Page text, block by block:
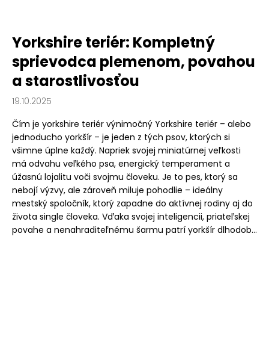
Yorkshire teriér: Kompletný
sprievodca plemenom, povahou
a starostlivosťou
19.10.2025
Čím je yorkshire teriér výnimočný Yorkshire teriér – alebo
jednoducho yorkšír – je jeden z tých psov, ktorých si
všimne úplne každý. Napriek svojej miniatúrnej veľkosti
má odvahu veľkého psa, energický temperament a
úžasnú lojalitu voči svojmu človeku. Je to pes, ktorý sa
nebojí výzvy, ale zároveň miluje pohodlie – ideálny
mestský spoločník, ktorý zapadne do aktívnej rodiny aj do
života single človeka. Vďaka svojej inteligencii, priateľskej
povahe a nenahraditeľnému šarmu patrí yorkšír dlhodob...